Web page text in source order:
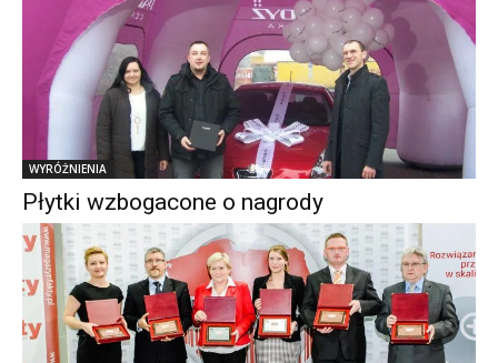
WYRÓŻNIENIA
Płytki wzbogacone o nagrody